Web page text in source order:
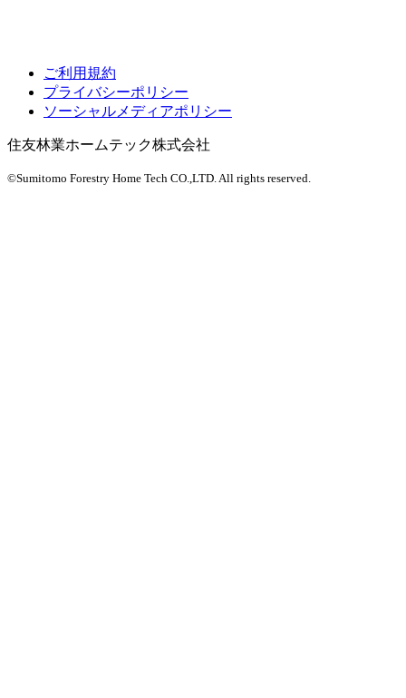
ご利用規約
プライバシーポリシー
ソーシャルメディアポリシー
住友林業ホームテック株式会社
©Sumitomo Forestry Home Tech CO.,LTD. All rights reserved.